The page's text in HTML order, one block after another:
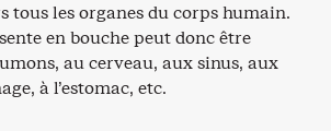
tous les organes du corps humain.
en bouche peut donc être
au cerveau, aux sinus, aux
à l’estomac, etc.